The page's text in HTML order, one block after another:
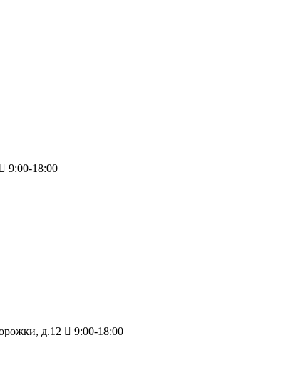
9:00-18:00
д.12 9:00-18:00